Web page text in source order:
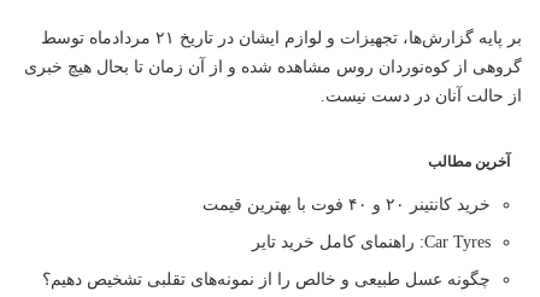
بر پایه گزارش‌ها، تجهیزات و لوازم ایشان در تاریخ ۲۱ مردادماه توسط
گروهی از کوه‌نوردان روس مشاهده شده و از آن زمان تا بحال هیچ خبری
از حالت آنان در دست نیست.
آخرین مطالب
خرید کانتینر ۲۰ و ۴۰ فوت با بهترین قیمت
Car Tyres: راهنمای کامل خرید تایر
چگونه عسل طبیعی و خالص را از نمونه‌های تقلبی تشخیص دهیم؟